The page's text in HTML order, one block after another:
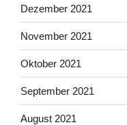
Dezember 2021
November 2021
Oktober 2021
September 2021
August 2021